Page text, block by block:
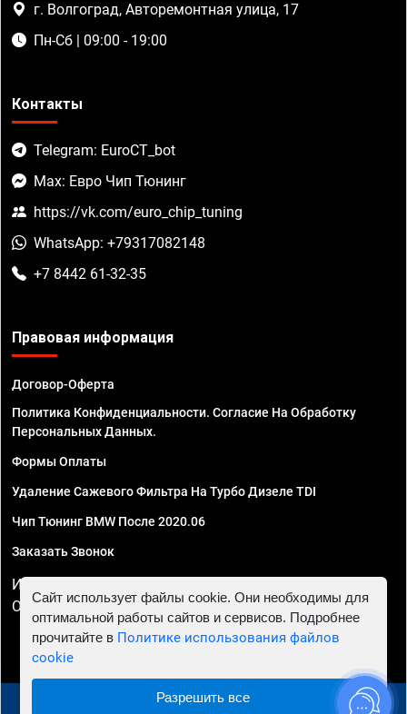
г. Волгоград, Авторемонтная улица, 17
Пн-Сб | 09:00 - 19:00
Контакты
Telegram: EuroCT_bot
Max: Евро Чип Тюнинг
https://vk.com/euro_chip_tuning
WhatsApp: +79317082148
+7 8442 61-32-35
Правовая информация
Договор-Оферта
Политика Конфиденциальности. Согласие На Обработку
Персональных Данных.
Формы Оплаты
Удаление Сажевого Фильтра На Турбо Дизеле TDI
Чип Тюнинг BMW После 2020.06
Заказать Звонок
ИП Смирнов Георгий Павлович. ИНН 781302555843,
ОГРНИП 324470400032610
© 2010 - 2026 Чип тюнинг в Волгограде - Автосервис
Сайт использует файлы cookie. Они необходимы для
оптимальной работы сайтов и сервисов. Подробнее
прочитайте в Политике использования файлов
cookie
Разрешить все